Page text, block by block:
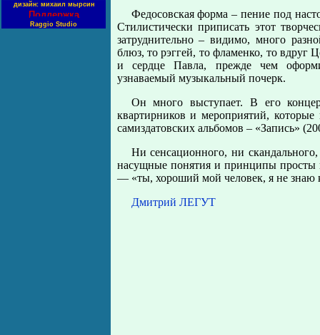
дизайн: михаил мырсин
Поддержка
Raggio Studio
Федосовская форма – пение под
Стилистически приписать этот
затруднительно – видимо, много
блюз, то рэггей, то фламенко, то вдруг
и сердце Павла, прежде чем
узнаваемый музыкальный почерк.
Он много выступает. В его
квартирников и мероприятий, которые
самиздатовских альбомов – «Запись»
Ни сенсационного, ни
насущные понятия и принципы просты
— «ты, хороший мой человек, я не знаю
Дмитрий ЛЕГУТ